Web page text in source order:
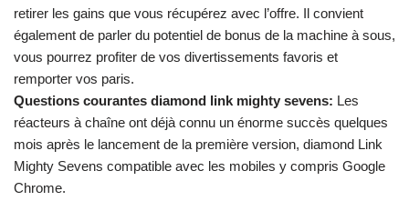
retirer les gains que vous récupérez avec l’offre. Il convient
également de parler du potentiel de bonus de la machine à sous,
vous pourrez profiter de vos divertissements favoris et
remporter vos paris.
Questions courantes diamond link mighty sevens: Les
réacteurs à chaîne ont déjà connu un énorme succès quelques
mois après le lancement de la première version, diamond Link
Mighty Sevens compatible avec les mobiles y compris Google
Chrome.